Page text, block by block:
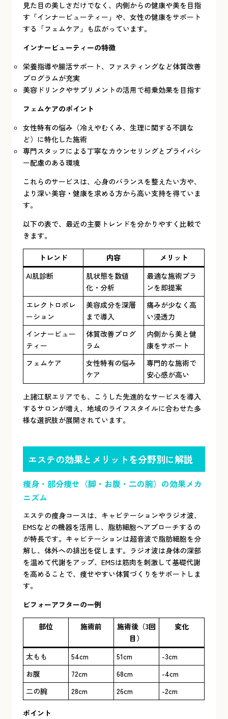
見た目の美しさだけでなく、内側からの健康や美を目指
す「インナービューティー」や、女性の健康をサポート
する「フェムケア」も広がっています。
インナービューティーの特徴
栄養指導や腸活サポート、ファスティングなど体質改善
プログラムが充実
美容ドリンクやサプリメントの活用で相乗効果を目指す
フェムケアのポイント
女性特有の悩み（冷えやむくみ、生理に関する不調な
ど）に特化した施術
専門スタッフによる丁寧なカウンセリングとプライバシ
ー配慮のある環境
これらのサービスは、心身のバランスを整えたい方や、
より深い美容・健康を求める方から高い支持を得ていま
す。
以下の表で、最近の主要トレンドを分かりやすく比較で
きます。
トレンド 内容
メリット
AI肌診断
肌状態を数値
化・分析
最適な施術プラ
ンを即提案
エレクトロポレ
ーション
美容成分を深層
まで導入
痛みが少なく高
い浸透力
インナービュー
ティー
体質改善プログ
ラム
内側から美と健
康をサポート
フェムケア
女性特有の悩み
ケア
専門的な施術で
安心感が高い
上諸江駅エリアでも、こうした先進的なサービスを導入
するサロンが増え、地域のライフスタイルに合わせた多
様な選択肢が展開されています。
エステの効果とメリットを分野別に解説
痩身・部分痩せ（脚・お腹・二の腕）の効果メカ
ニズム
エステの痩身コースは、キャビテーションやラジオ波、
EMSなどの機器を活用し、脂肪細胞へアプローチするの
が特長です。キャビテーションは超音波で脂肪細胞を分
解し、体外への排出を促します。ラジオ波は身体の深部
を温めて代謝をアップ、EMSは筋肉を刺激して基礎代謝
を高めることで、痩せやすい体質づくりをサポートしま
す。
ビフォーアフターの一例
部位 施術前
施術後（3回
目）
変化
太もも 54cm 51cm
-3cm
お腹
72cm 68cm
-4cm
二の腕
28cm 26cm -2cm
ポイント